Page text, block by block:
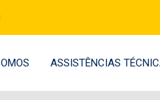
ASSISTÊNCIAS